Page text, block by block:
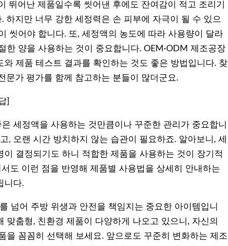
뛰어난 제품일수록 씻어낸 후에도 잔여감이 적고 조리기
하지만 너무 강한 세정력은 손 피부에 자극이 될 수 있으
씻어야 합니다. 또, 세정액의 농도에 따라 사용량이 달라
한 양을 사용하는 것이 중요합니다. OEM·ODM 제조공장
제품 테스트 결과를 확인하는 것도 좋은 방법입니다. 찾
문가 평가를 함께 참고하는 분들이 많더군요.
]
세정액을 사용하는 것만큼이나 꾸준한 관리가 중요합니
, 오랜 시간 방치하지 않는 습관이 필요하죠. 알아보니, 세
결정되기도 하니 적합한 제품을 사용하는 것이 장기적
도 이런 점을 반영해 제품별 사용법을 상세히 안내하는
니다.
넘어 주방 위생과 안전을 책임지는 중요한 아이템입니
맞춤형, 친환경 제품이 다양하게 나오고 있으니, 자신의
을 꼼꼼히 선택해 보세요. 앞으로도 꾸준히 변화하는 제조